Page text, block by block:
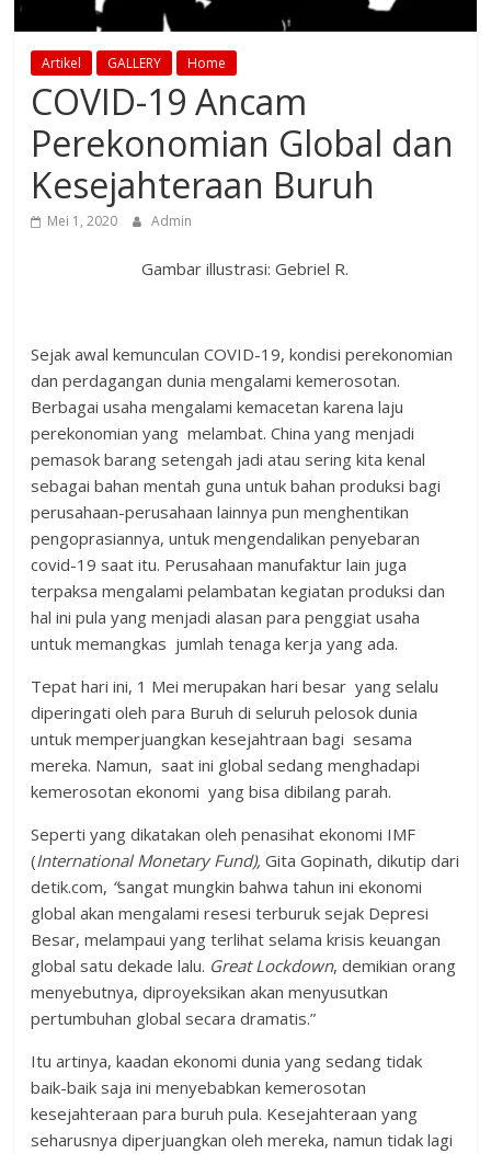
Artikel GALLERY Home
COVID-19 Ancam
Perekonomian Global dan
Kesejahteraan Buruh
Mei 1, 2020 Admin
Gambar illustrasi: Gebriel R.
Sejak awal kemunculan COVID-19, kondisi perekonomian
dan perdagangan dunia mengalami kemerosotan.
Berbagai usaha mengalami kemacetan karena laju
perekonomian yang melambat. China yang menjadi
pemasok barang setengah jadi atau sering kita kenal
sebagai bahan mentah guna untuk bahan produksi bagi
perusahaan-perusahaan lainnya pun menghentikan
pengoprasiannya, untuk mengendalikan penyebaran
covid-19 saat itu. Perusahaan manufaktur lain juga
terpaksa mengalami pelambatan kegiatan produksi dan
hal ini pula yang menjadi alasan para penggiat usaha
untuk memangkas jumlah tenaga kerja yang ada.
Tepat hari ini, 1 Mei merupakan hari besar yang selalu
diperingati oleh para Buruh di seluruh pelosok dunia
untuk memperjuangkan kesejahtraan bagi sesama
mereka. Namun, saat ini global sedang menghadapi
kemerosotan ekonomi yang bisa dibilang parah.
Seperti yang dikatakan oleh penasihat ekonomi IMF
(International Monetary Fund), Gita Gopinath, dikutip dari
detik.com, “sangat mungkin bahwa tahun ini ekonomi
global akan mengalami resesi terburuk sejak Depresi
Besar, melampaui yang terlihat selama krisis keuangan
global satu dekade lalu. Great Lockdown, demikian orang
menyebutnya, diproyeksikan akan menyusutkan
pertumbuhan global secara dramatis.”
Itu artinya, kaadan ekonomi dunia yang sedang tidak
baik-baik saja ini menyebabkan kemerosotan
kesejahteraan para buruh pula. Kesejahteraan yang
seharusnya diperjuangkan oleh mereka, namun tidak lagi